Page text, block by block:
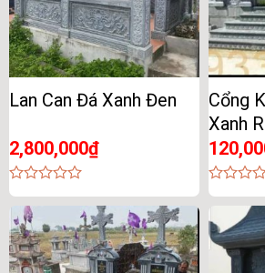
Lan Can Đá Xanh Đen
2,800,000₫
0
out
of
5
Cổng
Xanh
0
of
5